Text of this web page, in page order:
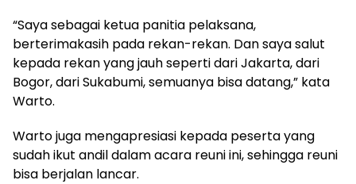
“Saya sebagai ketua panitia pelaksana,
berterimakasih pada rekan-rekan. Dan saya salut
kepada rekan yang jauh seperti dari Jakarta, dari
Bogor, dari Sukabumi, semuanya bisa datang,” kata
Warto.
Warto juga mengapresiasi kepada peserta yang
sudah ikut andil dalam acara reuni ini, sehingga reuni
bisa berjalan lancar.